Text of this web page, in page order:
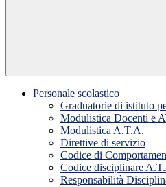
Personale scolastico
Graduatorie di istituto
Modulistica Docenti e
Modulistica A.T.A.
Direttive di servizio
Codice di
Codice disciplinare
Responsabilità